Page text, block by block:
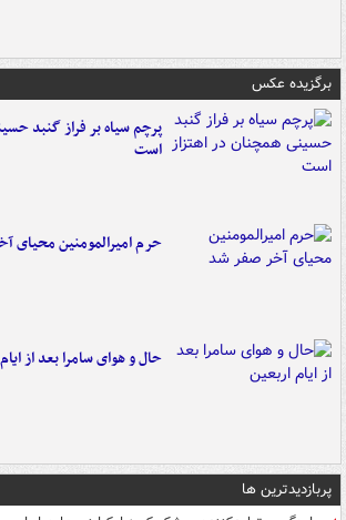
برگزیده عکس
پرچم سیاه بر فراز گنبد
است
حرم امیرالمومنین محیای
حال و هوای سامرا بعد از
پربازدیدترین ها